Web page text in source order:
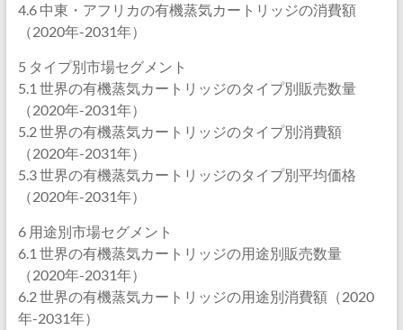
4.6 中東・アフリカの有機蒸気カートリッジの消費額
（2020年-2031年）
5 タイプ別市場セグメント
5.1 世界の有機蒸気カートリッジのタイプ別販売数量
（2020年-2031年）
5.2 世界の有機蒸気カートリッジのタイプ別消費額
（2020年-2031年）
5.3 世界の有機蒸気カートリッジのタイプ別平均価格
（2020年-2031年）
6 用途別市場セグメント
6.1 世界の有機蒸気カートリッジの用途別販売数量
（2020年-2031年）
6.2 世界の有機蒸気カートリッジの用途別消費額（2020
年-2031年）